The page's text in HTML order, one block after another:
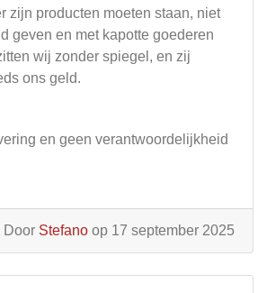
zijn producten moeten staan, niet
geven en met kapotte goederen
wij zonder spiegel, en zij
ons geld.
en geen verantwoordelijkheid
Door Stefano op 17 september 2025